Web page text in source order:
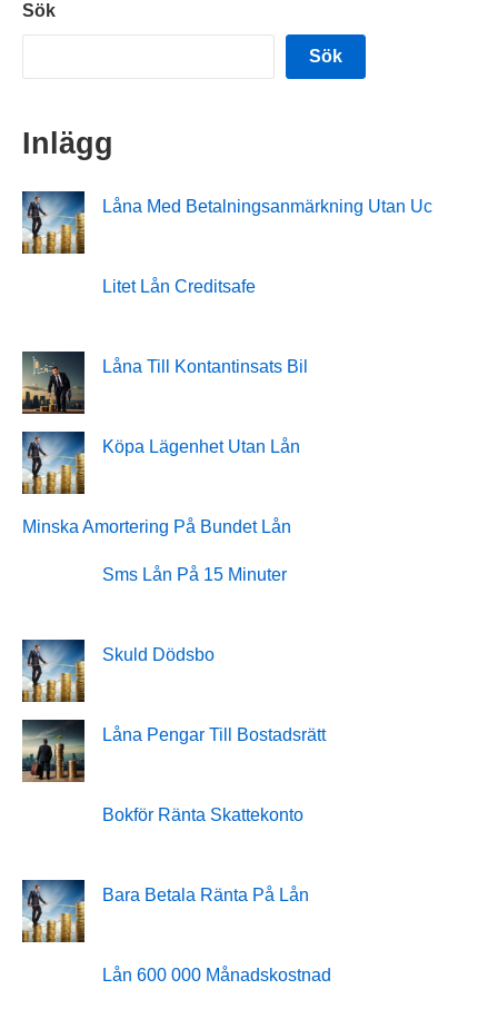
Sök
Sök
Inlägg
Låna Med Betalningsanmärkning Utan Uc
Litet Lån Creditsafe
Låna Till Kontantinsats Bil
Köpa Lägenhet Utan Lån
Minska Amortering På Bundet Lån
Sms Lån På 15 Minuter
Skuld Dödsbo
Låna Pengar Till Bostadsrätt
Bokför Ränta Skattekonto
Bara Betala Ränta På Lån
Lån 600 000 Månadskostnad